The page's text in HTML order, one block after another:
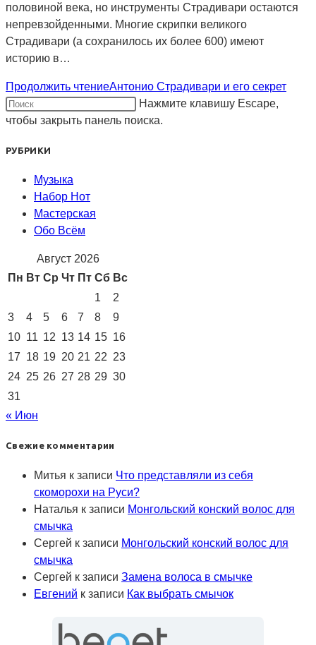
половиной века, но инструменты Страдивари остаются
непревзойденными. Многие скрипки великого
Страдивари (а сохранилось их более 600) имеют
историю в…
Продолжить чтениеАнтонио Страдивари и его секрет
Нажмите клавишу Escape,
чтобы закрыть панель поиска.
РУБРИКИ
Музыка
Набор Нот
Мастерская
Обо Всём
Август 2026
Пн Вт Ср Чт Пт Сб Вс
1
2
3
4 5 6 7 8
9
10 11 12 13 14 15 16
17 18 19 20 21 22 23
24 25 26 27 28 29 30
31
« Июн
Свежие комментарии
Митья к записи Что представляли из себя
скоморохи на Руси?
Наталья к записи Монгольский конский волос для
смычка
Сергей к записи Монгольский конский волос для
смычка
Сергей к записи Замена волоса в смычке
Евгений к записи Как выбрать смычок